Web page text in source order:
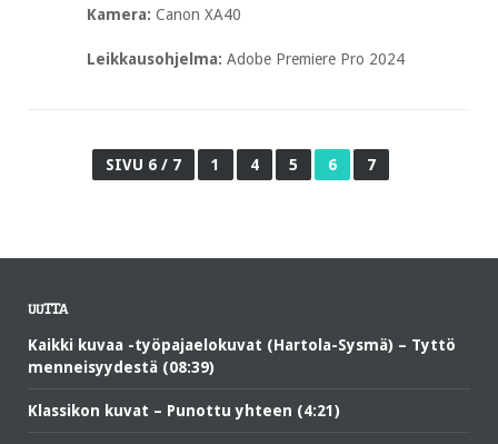
Kamera: Canon XA40
Leikkausohjelma: Adobe Premiere Pro 2024
SIVU 6 / 7 1 4 5 6 7
UUTTA
Kaikki kuvaa -työpajaelokuvat (Hartola-Sysmä) – Tyttö
menneisyydestä (08:39)
Klassikon kuvat – Punottu yhteen (4:21)